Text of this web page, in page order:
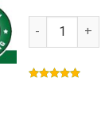
Cáp chuyển